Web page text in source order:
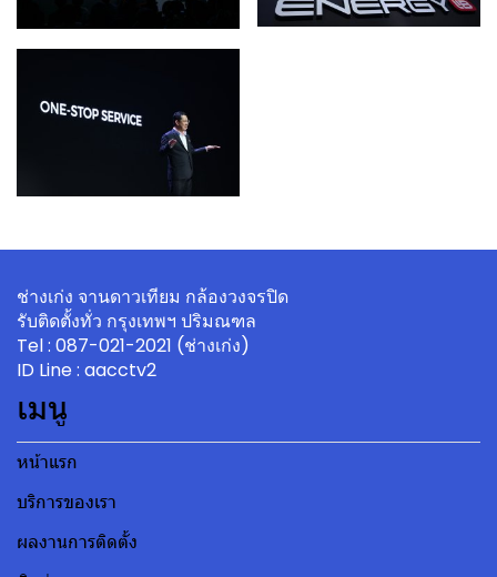
ช่างเก่ง จานดาวเทียม กล้องวงจรปิด
รับติดตั้งทั่ว กรุงเทพฯ ปริมณฑล
Tel : 087-021-2021 (ช่างเก่ง)
ID Line : aacctv2
เมนู
หน้าแรก
บริการของเรา
ผลงานการติดตั้ง